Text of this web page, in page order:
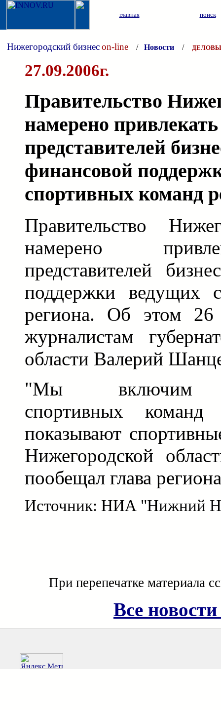
главная поиск
Нижегородский бизнесon-line / Новости /
27.09.2006г.
Правительство
намерено привлекать
представителей
финансовой
спортивных команд
Правительство
намерено
представителей
поддержки ведущих
региона. Об этом 26
журналистам
области Валерий
"Мы включим
спортивных команд
показывают
Нижегородской
пообещал глава
Источник: НИА "Нижний
При перепечатке материала
Все